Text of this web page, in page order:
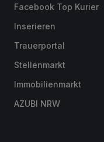
Facebook Top Kurier
Inserieren
Trauerportal
Stellenmarkt
Immobilienmarkt
AZUBI NRW